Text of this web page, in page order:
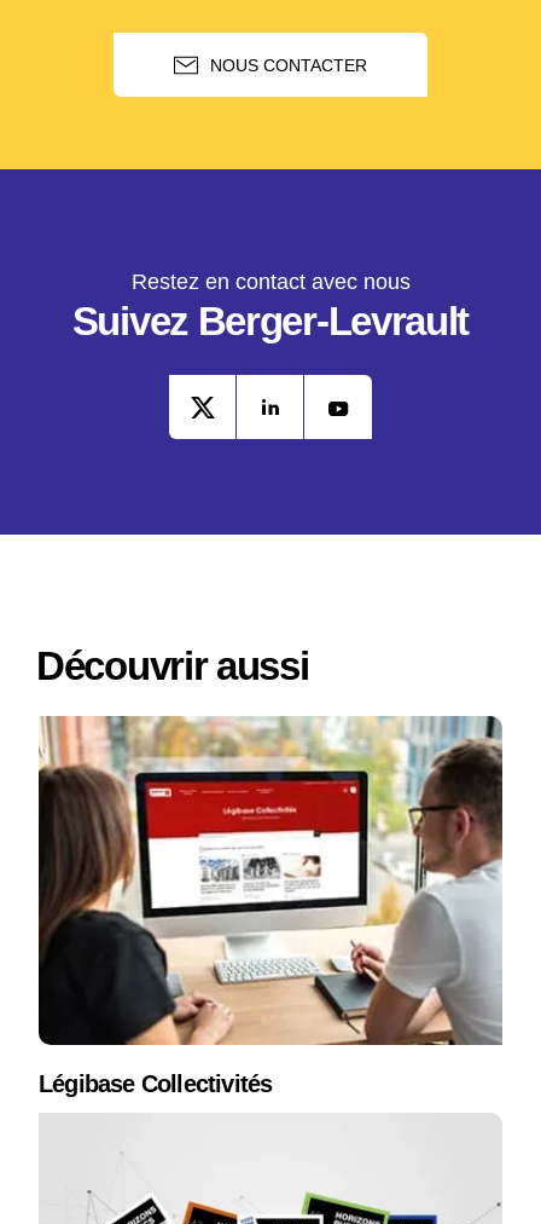
NOUS CONTACTER
Restez en contact avec nous
Suivez Berger-Levrault
Découvrir aussi
Légibase Collectivités